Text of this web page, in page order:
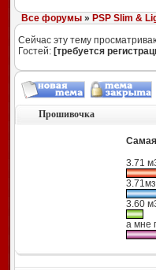
Все форумы» PSP Slim &
Сейчас эту тему
Гостей: [требуется
Прошивочка
3.71
3.60
а мне